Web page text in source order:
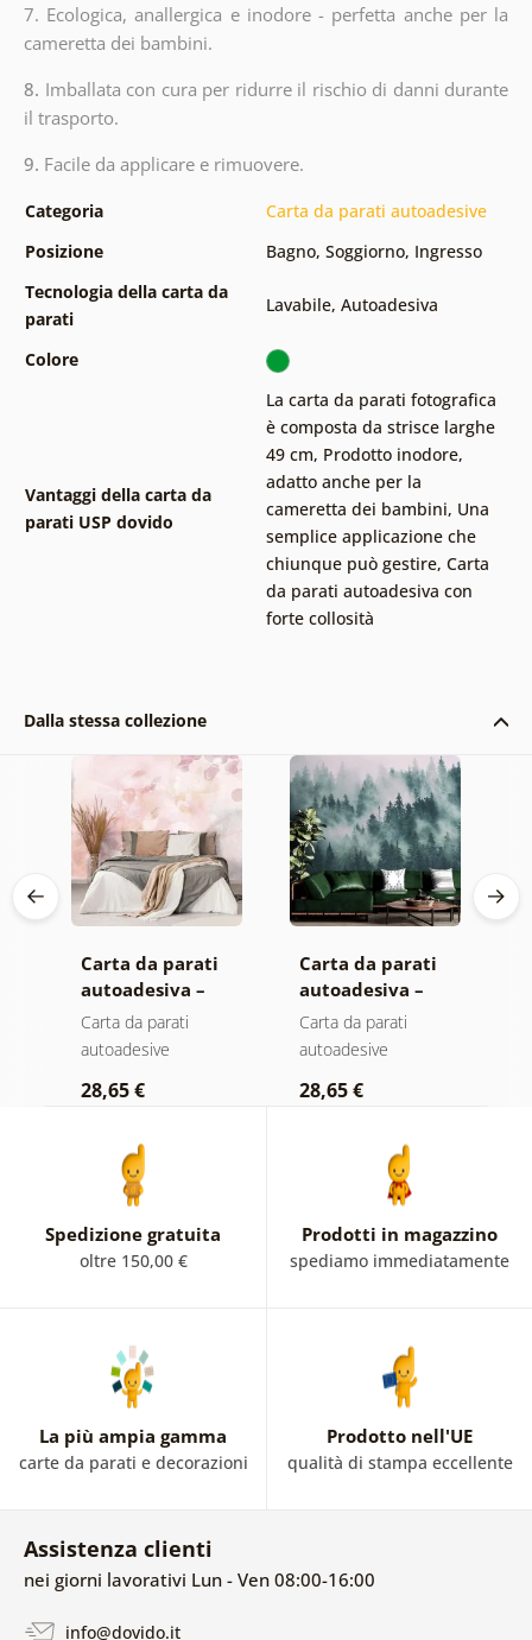
7. Ecologica, anallergica e inodore - perfetta anche per la
cameretta dei bambini.
8. Imballata con cura per ridurre il rischio di danni durante
il trasporto.
9. Facile da applicare e rimuovere.
Categoria
Carta da parati autoadesive
Posizione
Bagno, Soggiorno, Ingresso
Tecnologia della carta da
parati
Lavabile, Autoadesiva
Colore
Vantaggi della carta da
parati USP dovido
La carta da parati fotografica
è composta da strisce larghe
49 cm, Prodotto inodore,
adatto anche per la
cameretta dei bambini, Una
semplice applicazione che
chiunque può gestire, Carta
da parati autoadesiva con
forte collosità
Dalla stessa collezione
Carta da parati
autoadesiva –
Foglie con
sfumatura
Carta da parati
autoadesive
28,65 €
Carta da parati
autoadesiva –
Foresta nella
nebbia
Carta da parati
autoadesive
28,65 €
Spedizione gratuita
oltre 150,00 €
Prodotti in magazzino
spediamo immediatamente
La più ampia gamma
carte da parati e decorazioni
Prodotto nell'UE
qualità di stampa eccellente
Assistenza clienti
nei giorni lavorativi Lun - Ven 08:00-16:00
info@dovido.it